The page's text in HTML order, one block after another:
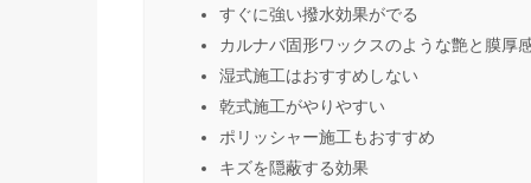
すぐに強い撥水効果がでる
カルナバ固形ワックスのような艶と膜厚
湿式施工はおすすめしない
乾式施工がやりやすい
ポリッシャー施工もおすすめ
キズを隠蔽する効果